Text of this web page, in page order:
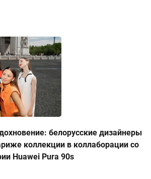
белорусские дизайнеры
коллекции в коллаборации со
Huawei Pura 90s